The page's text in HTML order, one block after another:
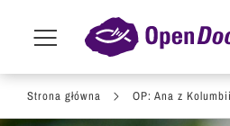
Przejdź do treści
Menu
Strona główna OP: Ana z Kolumbii